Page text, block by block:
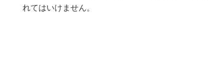
れてはいけません。